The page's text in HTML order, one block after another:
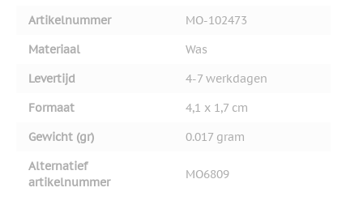
Artikelnummer
MO-102473
Materiaal
Was
Levertijd
4-7 werkdagen
Formaat
4,1 x 1,7 cm
Gewicht (gr)
0.017 gram
Alternatief
artikelnummer
MO6809